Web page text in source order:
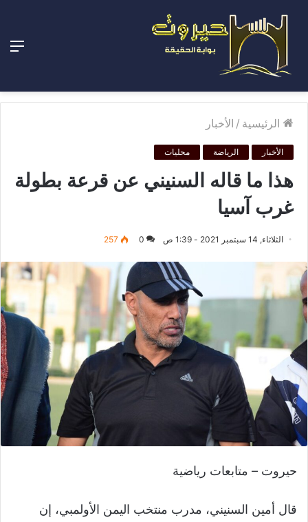
الرئيسية / الأخبار
الأخبار الرياضة محليات
هذا ما قاله السنيني عن قرعة بطولة
غرب آسيا
الثلاثاء, 14 سبتمبر 2021 - 1:39 ص 0
257
حيروت – متابعات رياضية
قال أمين السنيني، مدرب منتخب اليمن الأولمبي، إن